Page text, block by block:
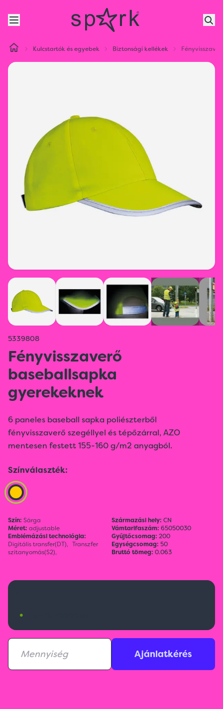
Kulcstartók és egyebek Biztonsági kellékek
5339808
Fényvisszaverő
baseballsapka
gyerekeknek
6 paneles baseball sapka poliészterből
fényvisszaverő szegéllyel és tépőzárral, AZO
mentesen festett 155-160 g/m2 anyagból.
Színválaszték:
Szín: Sárga
Méret: adjustable
Emblémázási technológia:
Digitális transfer(DT), Transzfer
szitanyomás(S2),
Származási hely: CN
Vámtarifaszám: 65050030
Gyűjtőcsomag: 200
Egységcsomag: 50
Bruttó tömeg: 0.063
•
Ajánlatkérés